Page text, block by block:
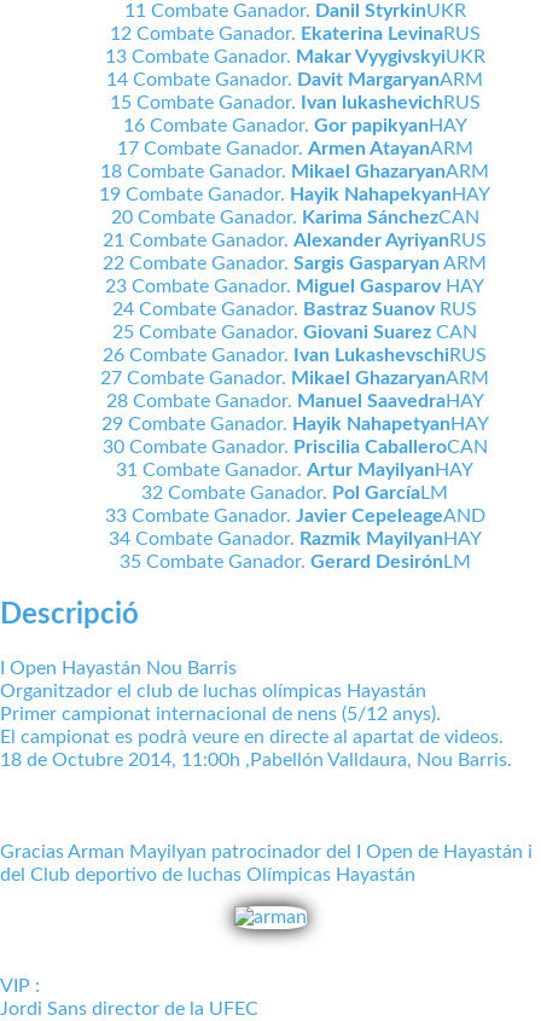
11 Combate Ganador. Danil StyrkinUKR
12 Combate Ganador. Ekaterina LevinaRUS
13 Combate Ganador. Makar VyygivskyiUKR
14 Combate Ganador. Davit MargaryanARM
15 Combate Ganador.
Ivan lukashevich RUS
16 Combate Ganador. Gor papikyan HAY
17 Combate Ganador. Armen AtayanARM
18 Combate Ganador. Mikael GhazaryanARM
19 Combate Ganador. Hayik Nahapekyan HAY
20 Combate Ganador. Karima SánchezCAN
21 Combate Ganador. Alexander Ayriyan RUS
22 Combate Ganador. Sargis Gasparyan ARM
23 Combate Ganador. Miguel GasparovHAY
24 Combate Ganador. Bastraz SuanovRUS
25 Combate Ganador. Giovani Suarez CAN
26 Combate Ganador.
Ivan LukashevschiRUS
27 Combate Ganador. Mikael GhazaryanARM
28 Combate Ganador. Manuel SaavedraHAY
29 Combate Ganador. Hayik Nahapetyan HAY
30 Combate Ganador. Priscilia CaballeroCAN
31 Combate Ganador. Artur Mayilyan HAY
32 Combate Ganador. Pol GarcíaLM
33 Combate Ganador. Javier CepeleageAND
34 Combate Ganador. Razmik Mayilyan HAY
35 Combate Ganador. Gerard Desirón LM
Descripció
I Open Hayastán Nou Barris
Organitzador el club de luchas olímpicas Hayastán
Primer campionat internacional de nens (5/12 anys).
El campionat es podrà veure en directe al apartat de videos.
18 de Octubre 2014, 11:00h ,Pabellón Valldaura, Nou Barris.
Gracias Arman Mayilyan patrocinador del I Open de Hayastán i
del Club deportivo de luchas Olímpicas Hayastán
VIP :
Jordi Sans director de la UFEC